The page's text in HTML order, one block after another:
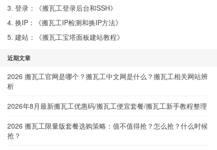
3. 登录：《搬瓦工登录后台和SSH》
4. 换IP：《搬瓦工IP检测和换IP方法》
5. 建站：《搬瓦工宝塔面板建站教程》
近期文章
2026 搬瓦工官网是哪个？搬瓦工中文网是什么？搬瓦工相关网站辨
析
2026年8月最新搬瓦工优惠码/搬瓦工便宜套餐/搬瓦工新手教程整理
2026 搬瓦工限量版套餐选购策略：值不值得抢？怎么抢？什么时候
抢？